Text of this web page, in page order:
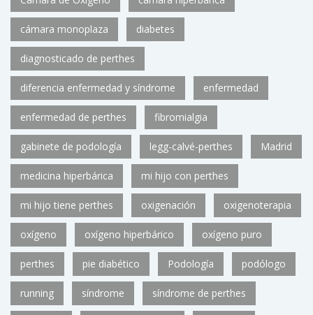
cámara monoplaza diabetes
diagnosticado de perthes
diferencia enfermedad y síndrome enfermedad
enfermedad de perthes fibromialgia
gabinete de podología legg-calvé-perthes Madrid
medicina hiperbárica mi hijo con perthes
mi hijo tiene perthes oxigenación oxigenoterapia
oxígeno oxígeno hiperbárico oxígeno puro
perthes pie diabético Podología podólogo
running síndrome síndrome de perthes